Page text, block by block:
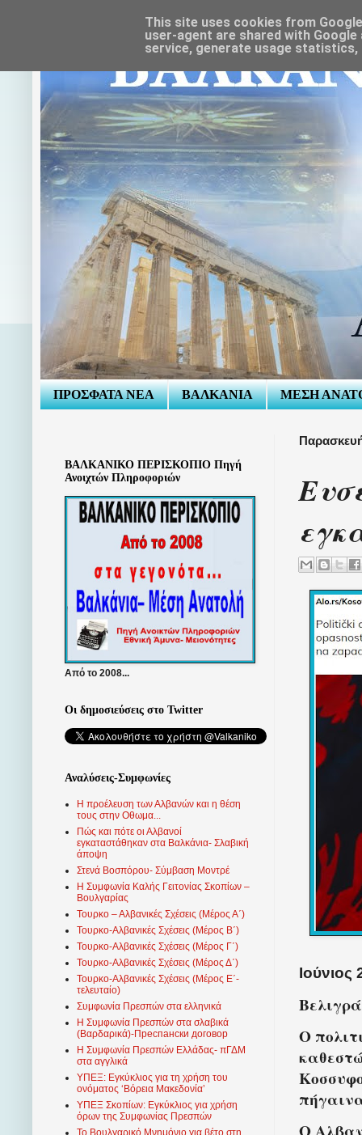
ΠΡΟΣΦΑΤΑ ΝΕΑ ΒΑΛΚΑΝΙΑ ΜΕΣΗ
Ο
ΒΑΛΚΑΝΙΚΟ ΠΕΡΙΣΚΟΠΙΟ Πηγή
Ανοιχτών Πληροφοριών
Από το 2008...
Οι δημοσιεύσεις στο Twitter
Αναλύσεις-Συμφωνίες
Η προέλευση των Αλβανών και η θέση
τους στην Οθωμα...
Πώς και πότε οι Αλβανοί
εγκαταστάθηκαν στα Βαλκάνια- Σλαβική
άποψη
Στενά Βοσπόρου- Σύμβαση Μοντρέ
Η Συμφωνία Καλής Γειτονίας Σκοπίων –
Βουλγαρίας
Τουρκο – Αλβανικές Σχέσεις (Mέρος Α΄)
Τουρκο-Αλβανικές Σχέσεις (Μέρος Β΄)
Τουρκο-Αλβανικές Σχέσεις (Μέρος Γ΄)
Τουρκο-Αλβανικές Σχέσεις (Μέρος Δ΄)
Τουρκο-Αλβανικές Σχέσεις (Μέρος Ε΄-
τελευταίο)
Συμφωνία Πρεσπών στα ελληνικά
Η Συμφωνία Πρεσπών στα σλαβικά
(Βαρδαρικά)-Преспански договор
Η Συμφωνία Πρεσπών Ελλάδας- πΓΔΜ
στα αγγλικά
ΥΠΕΞ: Εγκύκλιος για τη χρήση του
ονόματος ‘Βόρεια Μακεδονία’
ΥΠΕΞ Σκοπίων: Εγκύκλιος για χρήση
όρων της Συμφωνίας Πρεσπών
Το Βουλγαρικό Μνημόνιο για βέτο στη
This site uses cookies from
user-agent are shared with
service, generate usage statistics,